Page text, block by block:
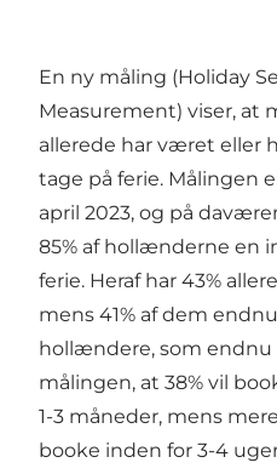
En ny måling (Holiday
Measurement) viser, at
allerede har været eller
tage på ferie. Målingen
april 2023, og på
85% af hollænderne en
ferie. Heraf har 43%
mens 41% af dem
hollændere, som endnu
målingen, at 38% vil
1-3 måneder, mens
booke inden for 3-4